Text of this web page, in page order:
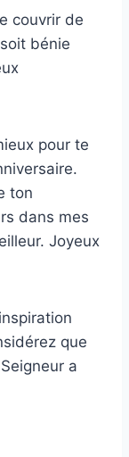
couvrir de
bénie
pour te
ton
dans mes
Joyeux
que
a